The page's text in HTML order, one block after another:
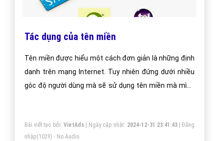
Tác dụng của tên miền
Tên miền được hiểu một cách đơn giản là những định
danh trên mạng Internet. Tuy nhiên đứng dưới nhiều
góc độ người dùng mà sẽ sử dụng tên miền mà mình
Bài viết tạo bởi: VietAds| Ngày cập nhật: 2024-12-31 23:41:43|Đăng
nhập(1029) - No Audio